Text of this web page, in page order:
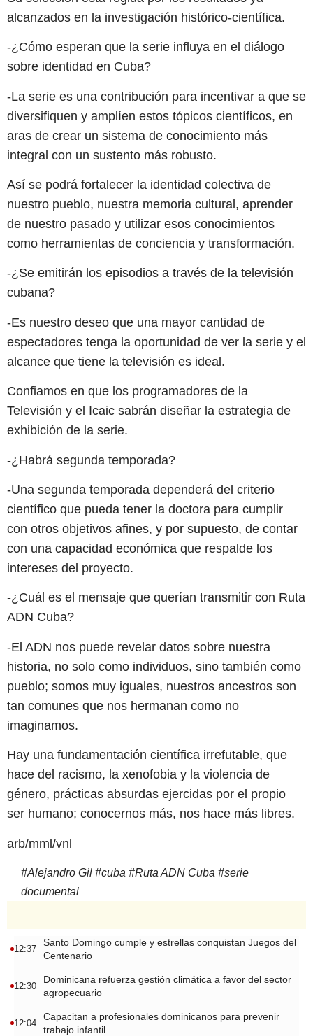
alcanzados en la investigación histórico-científica.
-¿Cómo esperan que la serie influya en el diálogo
sobre identidad en Cuba?
-La serie es una contribución para incentivar a que se
diversifiquen y amplíen estos tópicos científicos, en
aras de crear un sistema de conocimiento más
integral con un sustento más robusto.
Así se podrá fortalecer la identidad colectiva de
nuestro pueblo, nuestra memoria cultural, aprender
de nuestro pasado y utilizar esos conocimientos
como herramientas de conciencia y transformación.
-¿Se emitirán los episodios a través de la televisión
cubana?
-Es nuestro deseo que una mayor cantidad de
espectadores tenga la oportunidad de ver la serie y el
alcance que tiene la televisión es ideal.
Confiamos en que los programadores de la
Televisión y el Icaic sabrán diseñar la estrategia de
exhibición de la serie.
-¿Habrá segunda temporada?
-Una segunda temporada dependerá del criterio
científico que pueda tener la doctora para cumplir
con otros objetivos afines, y por supuesto, de contar
con una capacidad económica que respalde los
intereses del proyecto.
-¿Cuál es el mensaje que querían transmitir con Ruta
ADN Cuba?
-El ADN nos puede revelar datos sobre nuestra
historia, no solo como individuos, sino también como
pueblo; somos muy iguales, nuestros ancestros son
tan comunes que nos hermanan como no
imaginamos.
Hay una fundamentación científica irrefutable, que
hace del racismo, la xenofobia y la violencia de
género, prácticas absurdas ejercidas por el propio
ser humano; conocernos más, nos hace más libres.
arb/mml/vnl
#Alejandro Gil #cuba #Ruta ADN Cuba #serie
documental
12:37
Santo Domingo cumple y estrellas conquistan Juegos del
Centenario
12:30
Dominicana refuerza gestión climática a favor del sector
agropecuario
12:04
Capacitan a profesionales dominicanos para prevenir
trabajo infantil